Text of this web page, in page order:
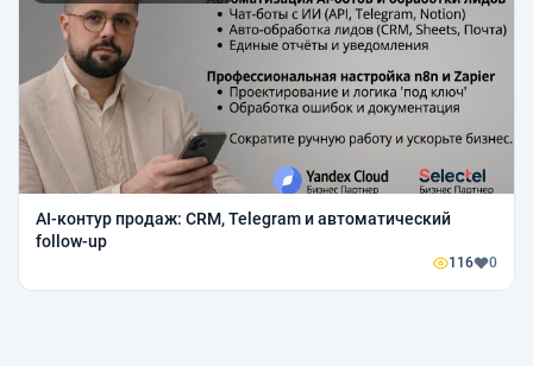
AI-контур продаж: CRM, Telegram и автоматический
follow-up
116 0